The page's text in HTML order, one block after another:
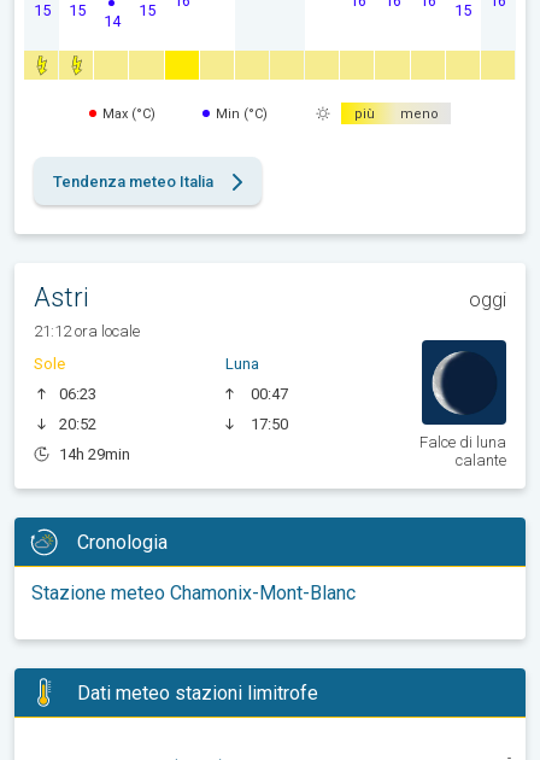
15 15
14
15 15
Max (°C) Min (°C) più meno
Tendenza meteo Italia
Astri oggi
21:12 ora locale
Sole
06:23
20:52
14h 29min
Luna
00:47
17:50
Falce di luna
calante
Cronologia
Stazione meteo Chamonix-Mont-Blanc
Dati meteo stazioni limitrofe